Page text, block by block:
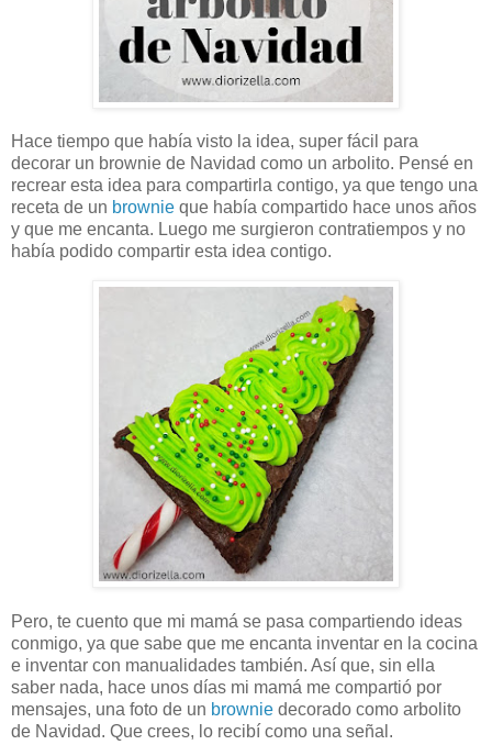
Hace tiempo que había visto la idea, super fácil para
decorar un brownie de Navidad como un arbolito. Pensé en
recrear esta idea para compartirla contigo, ya que tengo una
receta de un brownie que había compartido hace unos años
y que me encanta. Luego me surgieron contratiempos y no
había podido compartir esta idea contigo.
Pero, te cuento que mi mamá se pasa compartiendo ideas
conmigo, ya que sabe que me encanta inventar en la cocina
e inventar con manualidades también. Así que, sin ella
saber nada, hace unos días mi mamá me compartió por
mensajes, una foto de un brownie decorado como arbolito
de Navidad. Que crees, lo recibí como una señal.